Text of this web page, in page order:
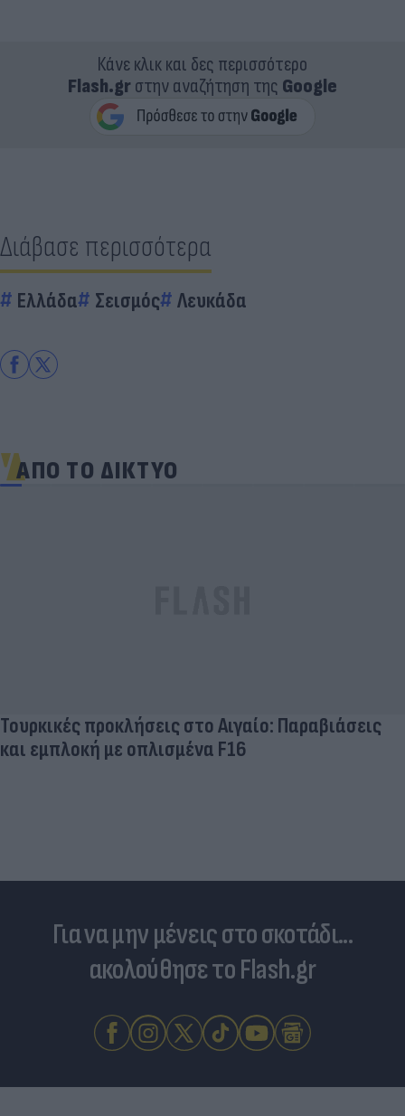
Κάνε κλικ και δες περισσότερο
Flash.grστην αναζήτηση της Google
Διάβασε περισσότερα
Ελλάδα Σεισμός Λευκάδα
ΑΠΟ ΤΟ ΔΙΚΤΥΟ
Για να μην μένεις στο σκοτάδι...
ακολούθησε το Flash.gr